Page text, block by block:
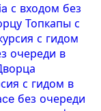
с входом без
Топкапы с
с гидом
очереди в
с гидом в
без очереди